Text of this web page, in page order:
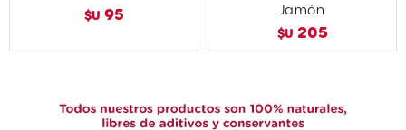
$U 95
Jamón
$U 205